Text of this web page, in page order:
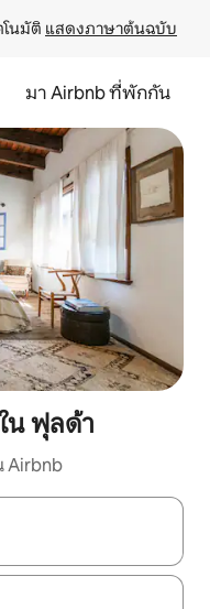
นมัติ แสดงภาษาต้นฉบับ
มา Airbnb ที่พักกัน
น ฟุลด้า
Airbnb
เพื่อสำรวจผลการค้นหา